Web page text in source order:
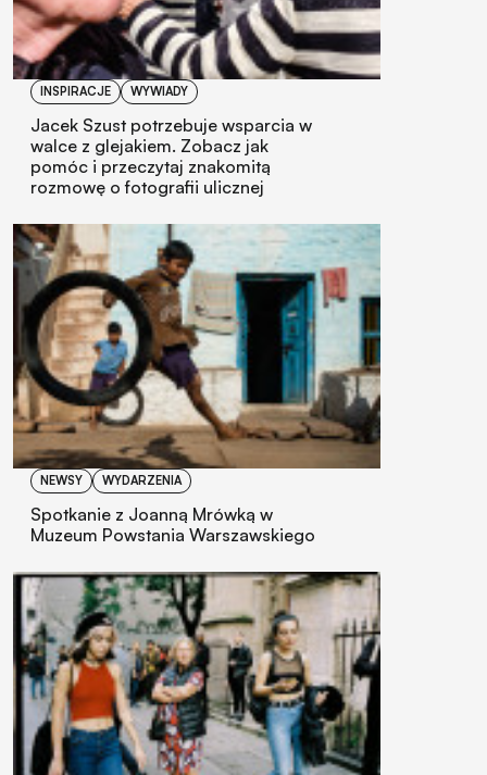
INSPIRACJE WYWIADY
Jacek Szust potrzebuje wsparcia w
walce z glejakiem. Zobacz jak
pomóc i przeczytaj znakomitą
rozmowę o fotografii ulicznej
NEWSY WYDARZENIA
Spotkanie z Joanną Mrówką w
Muzeum Powstania Warszawskiego